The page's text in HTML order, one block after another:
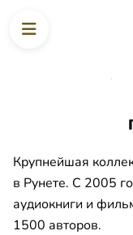
Крупнейшая
в Рунете. С 2005
аудиокниги и
1500 авторов.